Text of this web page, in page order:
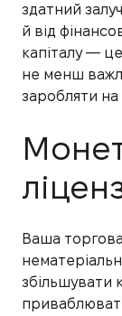
здатний
й від
капіталу —
не менш
заробляти на
Ваша
збільшувати